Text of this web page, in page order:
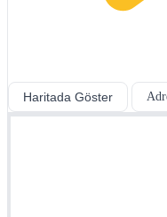
Haritada Göster